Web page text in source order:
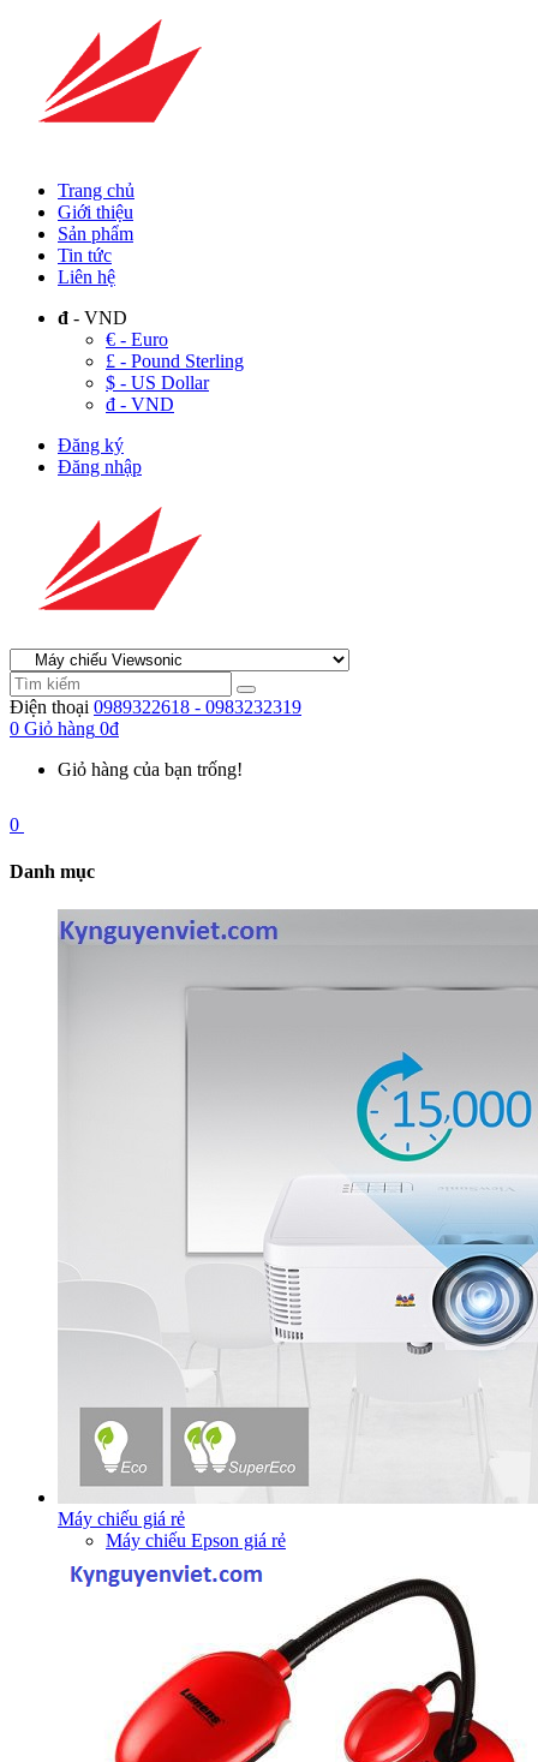
Trang chủ
Giới thiệu
Sản phẩm
Tin tức
Liên hệ
đ - VND
€ - Euro
£ - Pound Sterling
$ - US Dollar
đ - VND
Đăng ký
Đăng nhập
Điện thoại 0989322618 - 0983232319
0 Giỏ hàng 0đ
Giỏ hàng của bạn trống!
0
Danh mục
Máy chiếu giá rẻ
Máy chiếu Epson giá rẻ